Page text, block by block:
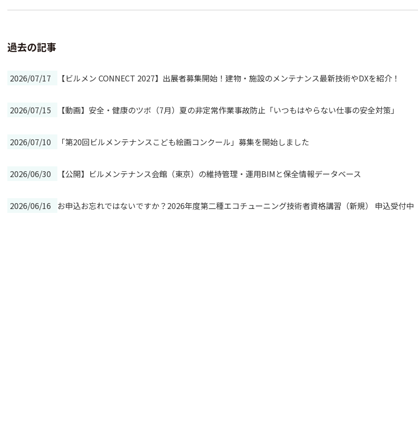
過去の記事
2026/07/17 【ビルメン CONNECT 2027】出展者募集開始！建物・施設のメンテナンス最新技術やDXを紹介！
2026/07/15 【動画】安全・健康のツボ（7月）夏の非定常作業事故防止「いつもはやらない仕事の安全対策」
2026/07/10 「第20回ビルメンテナンスこども絵画コンクール」募集を開始しました
2026/06/30 【公開】ビルメンテナンス会館（東京）の維持管理・運用BIMと保全情報データベース
2026/06/16 お申込お忘れではないですか？2026年度第二種エコチューニング技術者資格講習（新規） 申込受付中